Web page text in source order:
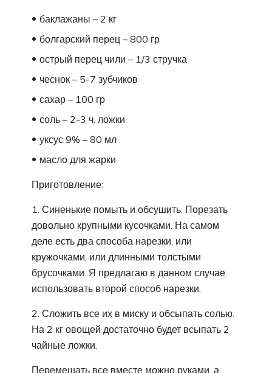
баклажаны – 2 кг
болгарский перец – 800 гр
острый перец чили – 1/3 стручка
чеснок – 5-7 зубчиков
сахар – 100 гр
соль – 2-3 ч. ложки
уксус 9% – 80 мл
масло для жарки
Приготовление:
1. Синенькие помыть и обсушить. Порезать
довольно крупными кусочками. На самом
деле есть два способа нарезки, или
кружочками, или длинными толстыми
брусочками. Я предлагаю в данном случае
использовать второй способ нарезки.
2. Сложить все их в миску и обсыпать солью.
На 2 кг овощей достаточно будет всыпать 2
чайные ложки.
Перемешать все вместе можно руками, а